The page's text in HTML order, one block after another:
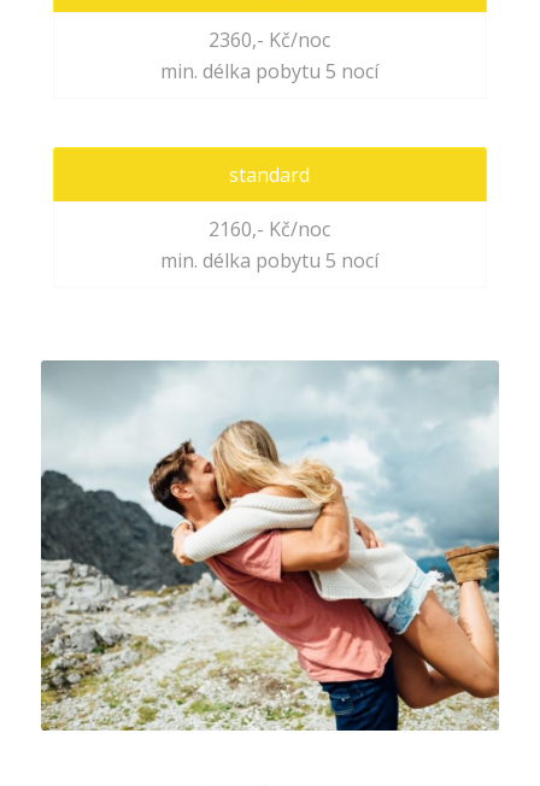
2360,- Kč/noc
min. délka pobytu 5 nocí
standard
2160,- Kč/noc
min. délka pobytu 5 nocí